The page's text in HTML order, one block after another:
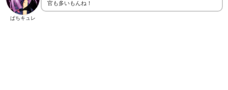
ぱちキュレ
官も多いもんね！